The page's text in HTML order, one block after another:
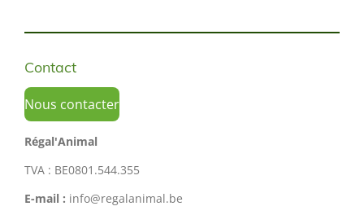
Contact
Nous contacter
Régal'Animal
TVA : BE0801.544.355
E-mail : info@regalanimal.be